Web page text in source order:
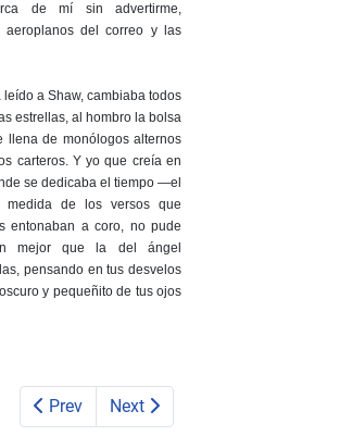
de mí sin advertirme,
aeroplanos del correo y las
leído a Shaw, cambiaba todos
estrellas, al hombro la bolsa
llena de monólogos alternos
carteros. Y yo que creía en
se dedicaba el tiempo —el
de los versos que
entonaban a coro, no pude
mejor que la del ángel
pensando en tus desvelos
y pequeñito de tus ojos
Prev Next